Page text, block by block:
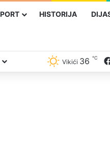
HISTORIJA
Vikići 36 ℃